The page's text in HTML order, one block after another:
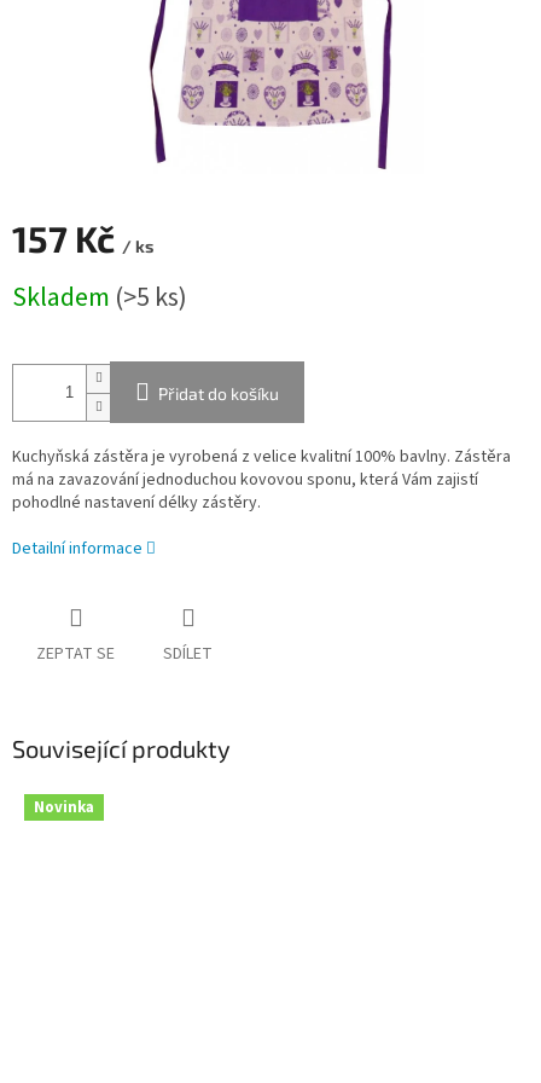
157 Kč / ks
cena:
Skladem (>5 ks)
Přidat do košíku
Kuchyňská zástěra je vyrobená z velice kvalitní 100% bavlny. Zástěra
má na zavazování jednoduchou kovovou sponu, která Vám zajistí
pohodlné nastavení délky zástěry.
Detailní informace
ZEPTAT SE SDÍLET
Související produkty
Novinka